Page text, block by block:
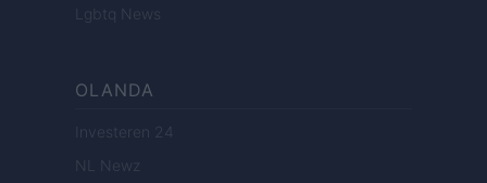
Lgbtq News
OLANDA
Investeren 24
NL Newz